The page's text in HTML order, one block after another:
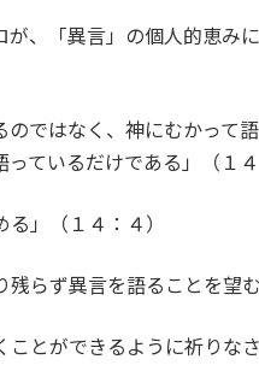
、「異言」の個人的恵み
のではなく、神にむかって
ているだけである」（１４
」（１４：４）
残らず異言を語ることを望
ことができるように祈りな